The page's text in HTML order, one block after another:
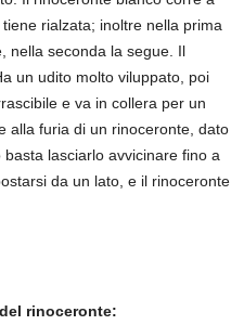
rialzata; inoltre nella prima
nella seconda la segue. Il
un udito molto viluppato, poi
e va in collera per un
alla furia di un rinoceronte, dato
lasciarlo avvicinare fino a
da un lato, e il rinoceronte
rinoceronte: